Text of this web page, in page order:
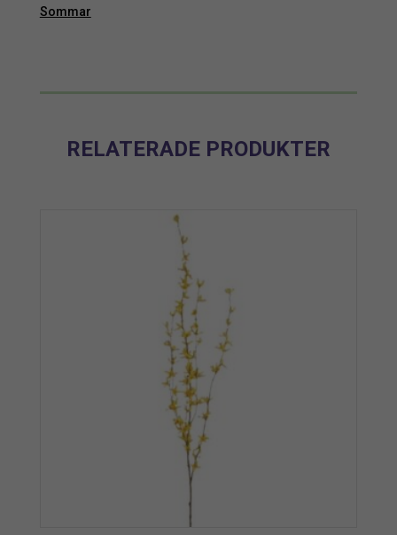
Sommar
RELATERADE PRODUKTER